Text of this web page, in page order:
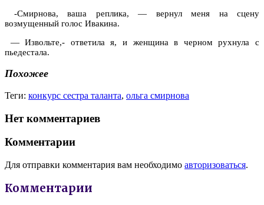
-Смирнова, ваша реплика, — вернул меня на сцену
возмущенный голос Ивакина.
— Извольте,- ответила я, и женщина в черном рухнула с
пьедестала.
Похожее
Теги: конкурс сестра таланта, ольга смирнова
Нет комментариев
Комментарии
Для отправки комментария вам необходимо авторизоваться.
Комментарии